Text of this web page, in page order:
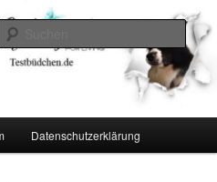
Datenschutzerklärung